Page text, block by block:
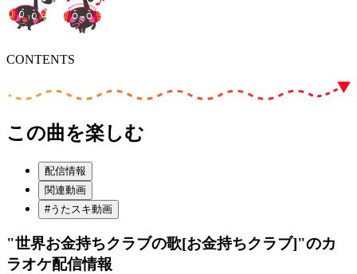
CONTENTS
この曲を楽しむ
配信情報
関連動画
#うたスキ動画
"世界お金持ちクラブの歌[お金持ちクラブ]"のカ
ラオケ配信情報